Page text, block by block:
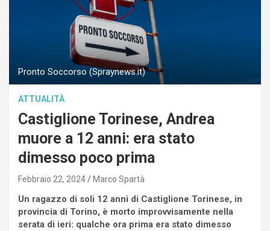
Pronto Soccorso (Spraynews.it)
ATTUALITÀ
Castiglione Torinese, Andrea
muore a 12 anni: era stato
dimesso poco prima
Febbraio 22, 2024 Marco Spartà
Un ragazzo di soli 12 anni di Castiglione Torinese, in
provincia di Torino, è morto improvvisamente nella
serata di ieri: qualche ora prima era stato dimesso